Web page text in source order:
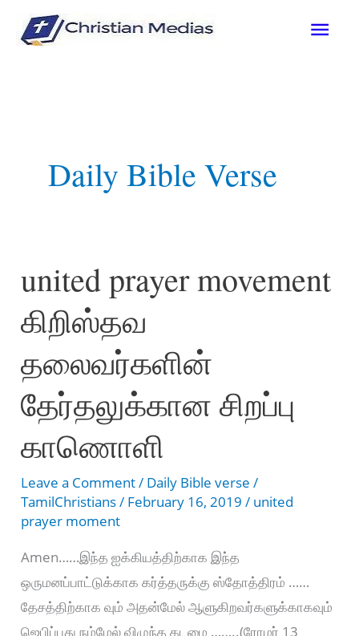
Daily Bible Verse
united prayer movement
கிறிஸ்தவ
தலைவர்களின்
தேர்தலுக்கான சிறப்பு
காணொளி
Leave a Comment/ Daily Bible verse /
TamilChristians/ February 16, 2019/ united
prayer moment
Amen……இந்த ஐக்கியத்திற்காக இந்த
ஒருமனப்பாட்டுக்காக கர்த்தருக்கு ஸ்தோத்திரம் ……
தேசத்திற்காக வும் அதன்மேல் ஆளுகிறவர்களுக்காகவும்
ஜெபிப்பது நம்மேல் விழுந்த கடமை ……..(ரோமர் 13